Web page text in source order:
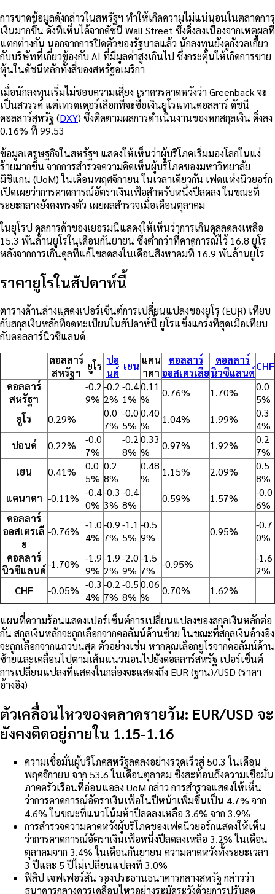
การขาดข้อมูลดังกล่าวในสหรัฐฯ ทำให้เกิดความไม่แน่นอนในตลาดการ
เงินมากขึ้น ดังที่เห็นได้จากดัชนี Wall Street ซึ่งดิ่งลงเนื่องจากเหตุผลที่
แตกต่างกัน นอกจากการปิดตัวของรัฐบาลแล้ว นักลงทุนยังดูกังวลเกี่ยว
กับบริษัทที่เกี่ยวข้องกับ AI ที่มีมูลค่าสูงเกินไป ซึ่งกระตุ้นให้เกิดการขาย
หุ้นในดัชนีหลักทั้งสี่ของสหรัฐอเมริกา
เมื่อนักลงทุนเริ่มไม่ชอบความเสี่ยง เราควรคาดหวังว่า Greenback จะ
เป็นสวรรค์ แต่เทรดเดอร์เลือกที่จะซื้อเงินยูโรแทนดอลลาร์ ดัชนี
ดอลลาร์สหรัฐ (DXY) ซึ่งติดตามผลการดำเนินงานของหกสกุลเงิน ดิ่งลง
0.16% ที่ 99.53
ข้อมูลเศรษฐกิจในสหรัฐฯ แสดงให้เห็นว่าผู้บริโภคเริ่มมองโลกในแง่
ร้ายมากขึ้น จากการสำรวจความคิดเห็นผู้บริโภคของมหาวิทยาลัย
มิชิแกน (UoM) ในเดือนพฤศจิกายน ในเวลาเดียวกัน เฟดแห่งนิวยอร์ก
เปิดเผยว่าการคาดการณ์อัตราเงินเฟ้อสำหรับหนึ่งปีลดลง ในขณะที่
ระยะกลางยังคงทรงตัว เผยผลสำรวจเมื่อเดือนตุลาคม
ในยุโรป ดุลการค้าของเยอรมนีแสดงให้เห็นว่าการเกินดุลลดลงเหลือ
15.3 พันล้านยูโรในเดือนกันยายน ซึ่งต่ำกว่าที่คาดการณ์ไว้ 16.8 ยูโร
หลังจากการเกินดุลที่แก้ไขลดลงในเดือนสิงหาคมที่ 16.9 พันล้านยูโร
ราคายูโรในสัปดาห์นี้
ตารางด้านล่างแสดงเปอร์เซ็นต์การเปลี่ยนแปลงของยูโร (EUR) เทียบ
กับสกุลเงินหลักที่จดทะเบียนในสัปดาห์นี้ ยูโรแข็งแกร่งที่สุดเมื่อเทียบ
กับดอลลาร์นิวซีแลนด์
ดอลลาร์
สหรัฐฯ
ยูโร ปอ
นด์
เยน แคน
าดา
ดอลลาร์
ออสเตรเลีย
ดอลลาร์
นิวซีแลนด์
CHF
ดอลลาร์
สหรัฐฯ
-0.2
9%
-0.2
2%
-0.4
1%
0.11
%
0.76% 1.70%
0.0
5%
ยูโร
0.29%
0.0
7%
-0.0
5%
0.40
%
1.04% 1.99%
0.3
4%
ปอนด์
0.22%
-0.0
7%
-0.2
8%
0.33
%
0.97% 1.92%
0.2
7%
เยน
0.41%
0.0
5%
0.2
8%
0.48
%
1.15% 2.09%
0.5
8%
แคนาดา -0.11% -0.4
0%
-0.3
3%
-0.4
8%
0.59% 1.57%
-0.0
6%
ดอลลาร์
ออสเตรเลี
ย
-0.76%
-1.0
4%
-0.9
7%
-1.1
5%
-0.5
9%
0.95%
-0.7
0%
ดอลลาร์
นิวซีแลนด์
-1.70% -1.9
9%
-1.9
2%
-2.0
9%
-1.5
7%
-0.95%
-1.6
2%
CHF
-0.05% -0.3
4%
-0.2
7%
-0.5
8%
0.06
%
0.70% 1.62%
แผนที่ความร้อนแสดงเปอร์เซ็นต์การเปลี่ยนแปลงของสกุลเงินหลักต่อ
กัน สกุลเงินหลักจะถูกเลือกจากคอลัมน์ด้านซ้าย ในขณะที่สกุลเงินอ้างอิง
จะถูกเลือกจากแถวบนสุด ตัวอย่างเช่น หากคุณเลือกยูโรจากคอลัมน์ด้าน
ซ้ายและเคลื่อนไปตามเส้นแนวนอนไปยังดอลลาร์สหรัฐ เปอร์เซ็นต์
การเปลี่ยนแปลงที่แสดงในกล่องจะแสดงถึง EUR (ฐาน)/USD (ราคา
อ้างอิง)
ตัวเคลื่อนไหวของตลาดรายวัน: EUR/USD จะ
ยังคงติดอยู่ภายใน 1.15-1.16
ความเชื่อมั่นผู้บริโภคสหรัฐลดลงอย่างรวดเร็วสู่ 50.3 ในเดือน
พฤศจิกายน จาก 53.6 ในเดือนตุลาคม ซึ่งสะท้อนถึงความเชื่อมั่น
ภาคครัวเรือนที่อ่อนแอลง UoM กล่าว การสำรวจแสดงให้เห็น
ว่าการคาดการณ์อัตราเงินเฟ้อในปีหน้าเพิ่มขึ้นเป็น 4.7% จาก
4.6% ในขณะที่แนวโน้มห้าปีลดลงเหลือ 3.6% จาก 3.9%
การสำรวจความคาดหวังผู้บริโภคของเฟดนิวยอร์กแสดงให้เห็น
ว่าการคาดการณ์อัตราเงินเฟ้อหนึ่งปีลดลงเหลือ 3.2% ในเดือน
ตุลาคมจาก 3.4% ในเดือนกันยายน ความคาดหวังทั้งระยะเวลา
3 ปีและ 5 ปีไม่เปลี่ยนแปลงที่ 3.0%
ฟิลิป เจฟเฟอร์สัน รองประธานธนาคารกลางสหรัฐ กล่าวว่า
ธนาคารกลางควรเคลื่อนไหวอย่างระมัดระวังด้วยการปรับลด